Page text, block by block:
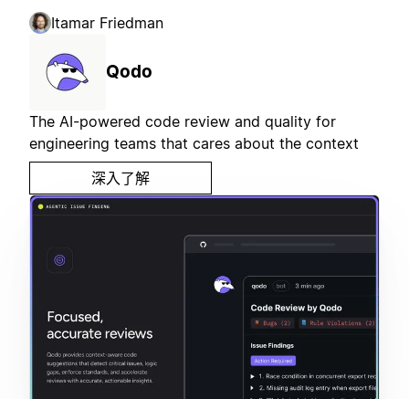
Itamar Friedman
Qodo
The AI-powered code review and quality for
engineering teams that cares about the context
深入了解